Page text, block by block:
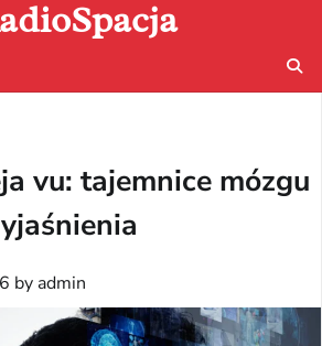
vu: tajemnice mózgu
by admin